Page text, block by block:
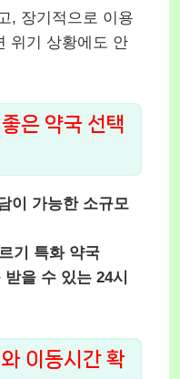
, 장기적으로 이용
위기 상황에도 안
은 약국 선택
이 가능한 소규모
기 특화 약국
을 수 있는 24시
이동시간 확